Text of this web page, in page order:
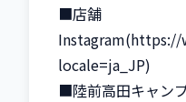
■店舗
locale=ja_JP)
■陸前高田キャン